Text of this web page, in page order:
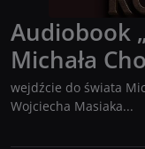
Audiobook
Michała
wejdźcie do świata
Wojciecha Masiaka...